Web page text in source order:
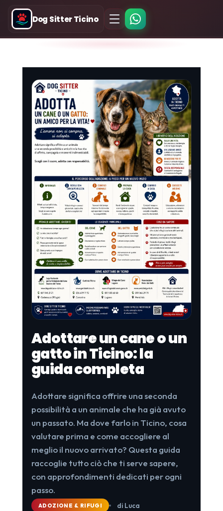
Dog Sitter Ticino
Adottare un cane o un
gatto in Ticino: la
guida completa
Adottare significa offrire una seconda
possibilità a un animale che ha già avuto
un passato. Ma dove farlo in Ticino, cosa
valutare prima e come accogliere al
meglio il nuovo arrivato? Questa guida
raccoglie tutto ciò che ti serve sapere,
con approfondimenti dedicati per ogni
passo.
ADOZIONE & RIFUGI di Luca